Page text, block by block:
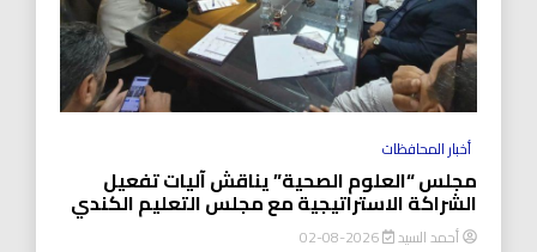
أخبار المحافظات
مجلس “العلوم الصحية” يناقش آليات تفعيل
الشراكة الاستراتيجية مع مجلس التعليم الكندي
أحمد السيد 2026-08-02